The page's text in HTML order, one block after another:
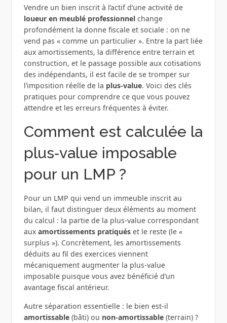
Vendre un bien inscrit à l’actif d’une activité de
loueur en meublé professionnelchange
profondément la donne fiscale et sociale : on ne
vend pas « comme un particulier ». Entre la part liée
aux amortissements, la différence entre terrain et
construction, et le passage possible aux cotisations
des indépendants, il est facile de se tromper sur
l’imposition réelle de la plus‑value. Voici des clés
pratiques pour comprendre ce que vous pouvez
attendre et les erreurs fréquentes à éviter.
Comment est calculée la
plus‑value imposable
pour un LMP ?
Pour un LMP qui vend un immeuble inscrit au
bilan, il faut distinguer deux éléments au moment
du calcul : la partie de la plus‑value correspondant
aux amortissements pratiquéset le reste (le «
surplus »). Concrètement, les amortissements
déduits au fil des exercices viennent
mécaniquement augmenter la plus‑value
imposable puisque vous avez bénéficié d’un
avantage fiscal antérieur.
Autre séparation essentielle : le bien est‑il
amortissable(bâti) ou non‑amortissable(terrain) ?